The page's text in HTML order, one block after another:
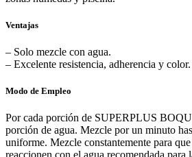
Ventajas
– Solo mezcle con agua.
– Excelente resistencia, adherencia y color.
Modo de Empleo
Por cada porción de SUPERPLUS
porción de agua. Mezcle por un minuto
uniforme. Mezcle constantemente para